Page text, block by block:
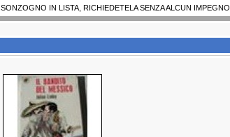
IN LISTA, RICHIEDETELA SENZA ALCUN IMPEGNO